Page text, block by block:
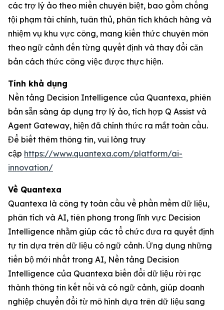
các trợ lý ảo theo miền chuyên biệt, bao gồm chống
tội phạm tài chính, tuân thủ, phân tích khách hàng và
nhiệm vụ khu vực công, mang kiến thức chuyên môn
theo ngữ cảnh đến từng quyết định và thay đổi căn
bản cách thức công việc được thực hiện.
Tính khả dụng
Nền tảng Decision Intelligence của Quantexa, phiên
bản sẵn sàng áp dụng trợ lý ảo, tích hợp Q Assist và
Agent Gateway, hiện đã chính thức ra mắt toàn cầu.
Để biết thêm thông tin, vui lòng truy
cập https://www.quantexa.com/platform/ai-
innovation/
Về Quantexa
Quantexa là công ty toàn cầu về phần mềm dữ liệu,
phân tích và AI, tiên phong trong lĩnh vực Decision
Intelligence nhằm giúp các tổ chức đưa ra quyết định
tự tin dựa trên dữ liệu có ngữ cảnh. Ứng dụng những
tiến bộ mới nhất trong AI, Nền tảng Decision
Intelligence của Quantexa biến đổi dữ liệu rời rạc
thành thông tin kết nối và có ngữ cảnh, giúp doanh
nghiệp chuyển đổi từ mô hình dựa trên dữ liệu sang